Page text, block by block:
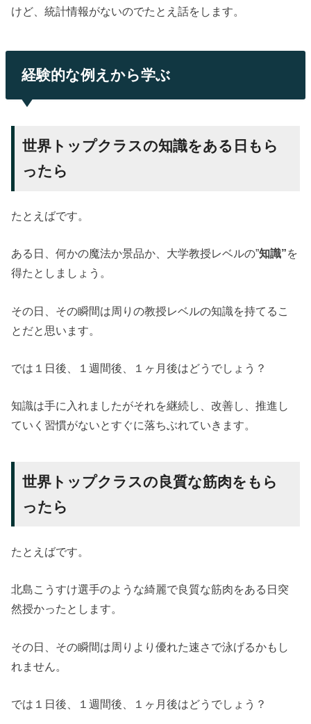
けど、統計情報がないのでたとえ話をします。
経験的な例えから学ぶ
世界トップクラスの知識をある日もら
ったら
たとえばです。
ある日、何かの魔法か景品か、大学教授レベルの”知識”を
得たとしましょう。
その日、その瞬間は周りの教授レベルの知識を持てるこ
とだと思います。
では１日後、１週間後、１ヶ月後はどうでしょう？
知識は手に入れましたがそれを継続し、改善し、推進し
ていく習慣がないとすぐに落ちぶれていきます。
世界トップクラスの良質な筋肉をもら
ったら
たとえばです。
北島こうすけ選手のような綺麗で良質な筋肉をある日突
然授かったとします。
その日、その瞬間は周りより優れた速さで泳げるかもし
れません。
では１日後、１週間後、１ヶ月後はどうでしょう？